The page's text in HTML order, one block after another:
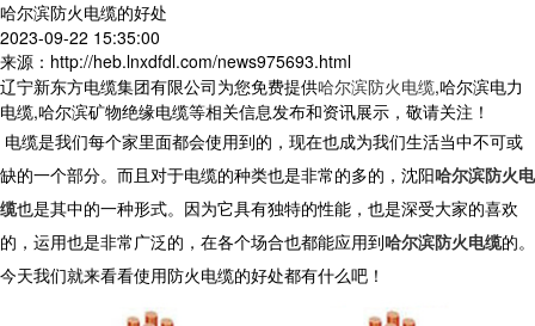
哈尔滨防火电缆的好处
2023-09-22 15:35:00
来源：http://heb.lnxdfdl.com/news975693.html
辽宁新东方电缆集团有限公司为您免费提供哈尔滨防火电缆,哈尔滨电力
电缆,哈尔滨矿物绝缘电缆等相关信息发布和资讯展示，敬请关注！
电缆是我们每个家里面都会使用到的，现在也成为我们生活当中不可或
缺的一个部分。而且对于电缆的种类也是非常的多的，沈阳哈尔滨防火电
缆也是其中的一种形式。因为它具有独特的性能，也是深受大家的喜欢
的，运用也是非常广泛的，在各个场合也都能应用到哈尔滨防火电缆的。
今天我们就来看看使用防火电缆的好处都有什么吧！